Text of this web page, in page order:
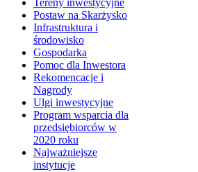
Tereny inwestycyjne
Postaw na Skarżysko
Infrastruktura i
środowisko
Gospodarka
Pomoc dla Inwestora
Rekomencacje i
Nagrody
Ulgi inwestycyjne
Program wsparcia dla
przedsiębiorców w
2020 roku
Najważniejsze
instytucje